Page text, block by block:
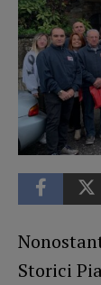
Storici